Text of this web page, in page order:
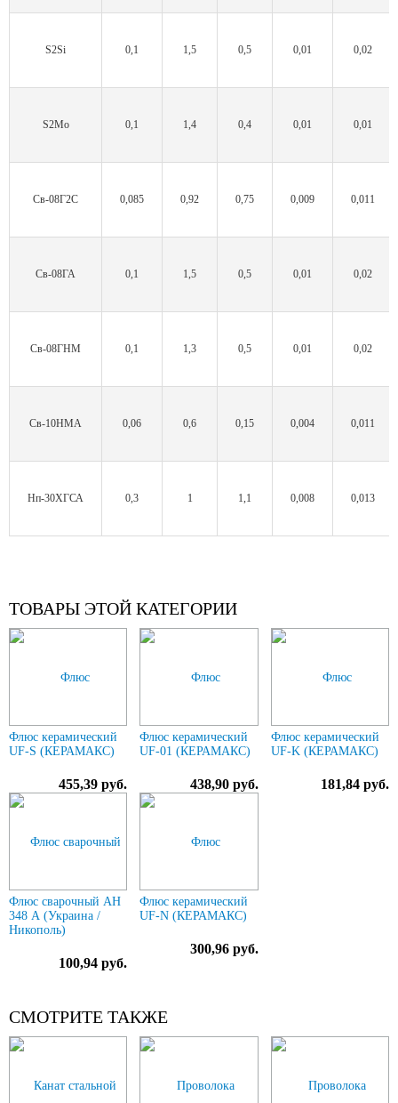
S2Si 0,1 1,5 0,5 0,01 0,02
S2Mo 0,1 1,4 0,4 0,01 0,01
Св-08Г2С 0,085 0,92 0,75 0,009 0,011
Cв-08ГА 0,1 1,5 0,5 0,01 0,02
Св-08ГНМ 0,1 1,3 0,5 0,01 0,02
Св-10НМА 0,06 0,6 0,15 0,004 0,011
Нп-30ХГСА 0,3 1 1,1 0,008 0,013
ТОВАРЫ ЭТОЙ КАТЕГОРИИ
Флюс керамический
UF-S (КЕРАМАКС)
455,39 руб.
Флюс керамический
UF-01 (КЕРАМАКС)
438,90 руб.
Флюс керамический
UF-K (КЕРАМАКС)
181,84 руб.
Флюс сварочный АН
348 А (Украина /
Никополь)
100,94 руб.
Флюс керамический
UF-N (КЕРАМАКС)
300,96 руб.
СМОТРИТЕ ТАКЖЕ